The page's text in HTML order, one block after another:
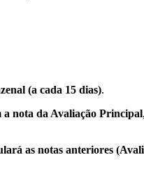
(a cada 15 dias).
a nota da Avaliação Principal
as notas anteriores